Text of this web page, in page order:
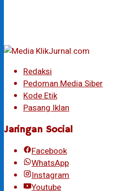
Redaksi
Pedoman Media Siber
Kode Etik
Pasang Iklan
Jaringan Social
Facebook
WhatsApp
Instagram
Youtube